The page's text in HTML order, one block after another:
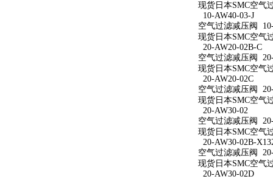
现货日本SMC空气
10-AW40-03-J
空气过滤减压阀
现货日本SMC空气
20-AW20-02B-C
空气过滤减压阀
现货日本SMC空气
20-AW20-02C
空气过滤减压阀
现货日本SMC空气
20-AW30-02
空气过滤减压阀
现货日本SMC空气
20-AW30-02B-
空气过滤减压阀
现货日本SMC空气
20-AW30-02D